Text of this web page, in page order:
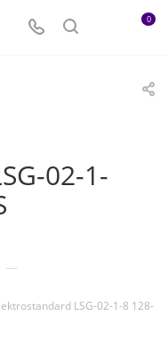
0
02-1-
—
LSG-02-1-8 128-